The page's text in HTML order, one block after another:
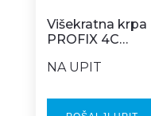
Višekratna krpa
PROFIX 4C
NA UPIT